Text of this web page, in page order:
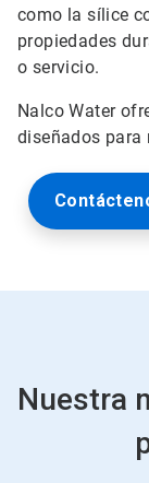
como la sílice
propiedades
o servicio.
Nalco Water
diseñados para
Nuestra